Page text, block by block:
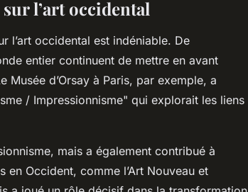
l’art occidental
l’art occidental est indéniable. De
entier continuent de mettre en avant
Musée d’Orsay à Paris, par exemple, a
/ Impressionnisme" qui explorait les liens
mais a également contribué à
en Occident, comme l’Art Nouveau et